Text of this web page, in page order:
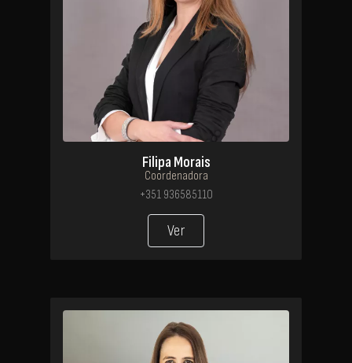
Filipa Morais
Coordenadora
+351 936585110
Ver